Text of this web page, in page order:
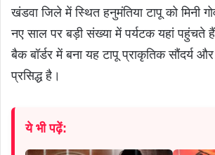
खंडवा जिले में स्थित हनुमंतिया टापू को मिनी
नए साल पर बड़ी संख्या में पर्यटक यहां पहुंचते
बैक बॉर्डर में बना यह टापू प्राकृतिक सौंदर्य
प्रसिद्ध है।
ये भी पढ़ें: